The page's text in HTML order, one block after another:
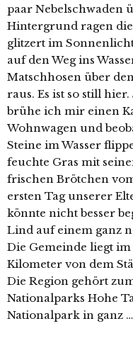
paar Nebelschwaden
Hintergrund ragen die
glitzert im
auf den Weg ins
Matschhosen über
raus. Es ist so still
brühe ich mir einen
Wohnwagen und
Steine im Wasser
feuchte Gras mit
frischen Brötchen
ersten Tag unserer
könnte nicht besser
Lind auf einem ganz
Die Gemeinde liegt
Kilometer von dem
Die Region gehört
Nationalparks Hohe
Nationalpark in ganz …